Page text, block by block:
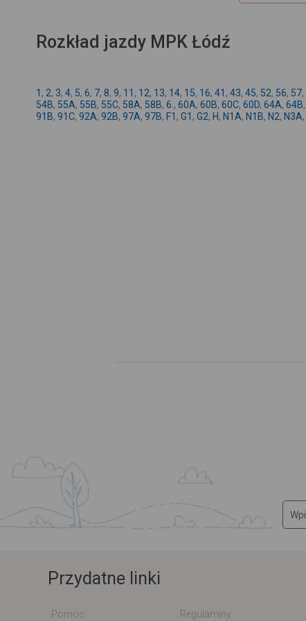
Rozkład jazdy MPK Łódź
1 , 2, 3, 4, 5, 6, 7, 8, 9, 11 , 12, 13, 14, 15, 16, 41 , 43, 45, 52, 56, 57,
54B, 55A, 55B, 55C, 58A, 58B, 6. , 60A, 60B, 60C, 60D, 64A, 64B,
91B, 91C, 92A, 92B, 97A, 97B, F1 , G1 , G2, H, N1A, N1B, N2, N3A,
Przydatne linki
Pomoc Regulaminy